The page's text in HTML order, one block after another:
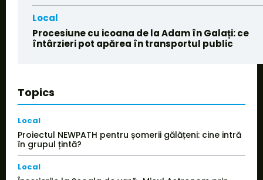
Local
Procesiune cu icoana de la Adam în Galați: ce
întârzieri pot apărea în transportul public
Topics
Local
Proiectul NEWPATH pentru șomerii gălățeni: cine intră
în grupul țintă?
Local